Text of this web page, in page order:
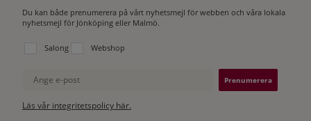
Du kan både prenumerera på vårt nyhetsmejl för webben och våra lokala
nyhetsmejl för Jönköping eller Malmö.
Välj vilken lista du vill prenumerera på:
Salong Webshop
Ange e-post
Läs vår integritetspolicy här.